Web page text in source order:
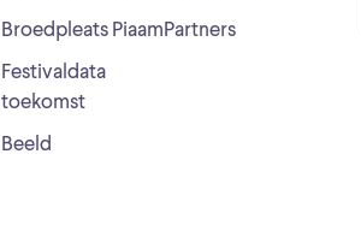
Broedpleats Piaam
Festivaldata
toekomst
Beeld
Partners